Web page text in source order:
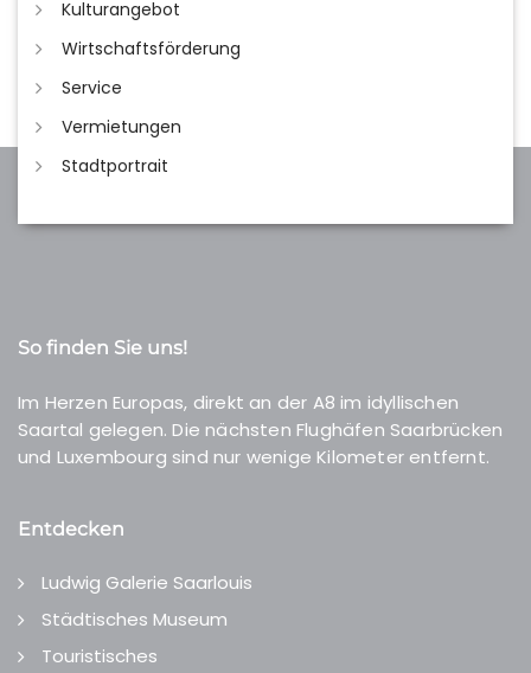
Kulturangebot
Wirtschaftsförderung
Service
Vermietungen
Stadtportrait
So finden Sie uns!
Im Herzen Europas, direkt an der A8 im idyllischen
Saartal gelegen. Die nächsten Flughäfen Saarbrücken
und Luxembourg sind nur wenige Kilometer entfernt.
Entdecken
Ludwig Galerie Saarlouis
Städtisches Museum
Touristisches